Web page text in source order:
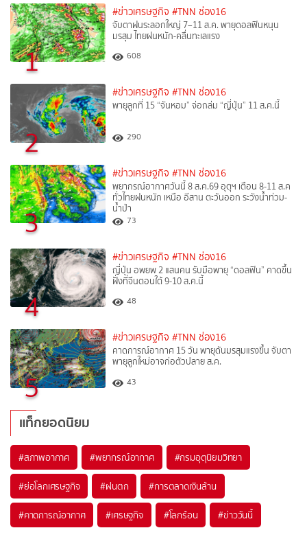
1
#ข่าวเศรษฐกิจ #TNN ช่อง16
จับตาฝนระลอกใหญ่ 7–11 ส.ค. พายุดอลฟินหนุน
มรสุม ไทยฝนหนัก-คลื่นทะเลแรง
608
2
#ข่าวเศรษฐกิจ #TNN ช่อง16
พายุลูกที่ 15 “จันหอม” จ่อถล่ม “ญี่ปุ่น” 11 ส.ค.นี้
290
3
#ข่าวเศรษฐกิจ #TNN ช่อง16
พยากรณ์อากาศวันนี้ 8 ส.ค.69 อุตุฯ เตือน 8-11 ส.ค
ทั่วไทยฝนหนัก เหนือ อีสาน ตะวันออก ระวังน้ำท่วม-
น้ำป่า
73
4
#ข่าวเศรษฐกิจ #TNN ช่อง16
ญี่ปุ่น อพยพ 2 แสนคน รับมือพายุ “ดอลฟิน” คาดขึ้น
ฝั่งที่จีนตอนใต้ 9-10 ส.ค.นี้
48
5
#ข่าวเศรษฐกิจ #TNN ช่อง16
คาดการณ์อากาศ 15 วัน พายุดันมรสุมแรงขึ้น จับตา
พายุลูกใหม่อาจก่อตัวปลาย ส.ค.
43
แท็กยอดนิยม
#สภาพอากาศ #พยากรณ์อากาศ #กรมอุตุนิยมวิทยา
#ย่อโลกเศรษฐกิจ #ฝนตก #การตลาดเงินล้าน
#คาดการณ์อากาศ #เศรษฐกิจ #โลกร้อน #ข่าววันนี้